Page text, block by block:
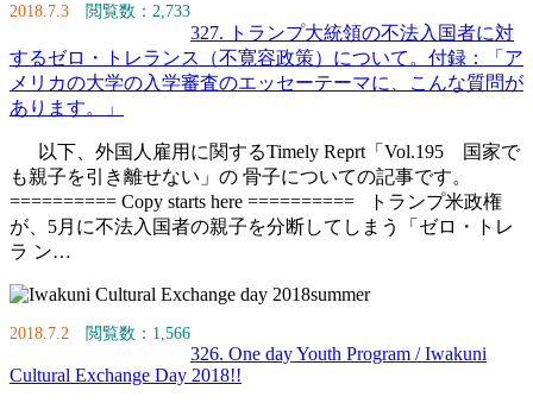
2018.7.3 閲覧数：2,733
327. トランプ大統領の不法入国者に対
するゼロ・トレランス（不寛容政策）について。付録：「ア
メリカの大学の入学審査のエッセーテーマに、こんな質問が
あります。」
以下、外国人雇用に関するTimely Reprt「Vol.195 国家で
も親子を引き離せない」の 骨子についての記事です。
========== Copy starts here ========== トランプ米政権
が、5月に不法入国者の親子を分断してしまう「ゼロ・トレ
ラ ン…
2018.7.2 閲覧数：1,566
326. One day Youth Program / Iwakuni
Cultural Exchange Day 2018!!